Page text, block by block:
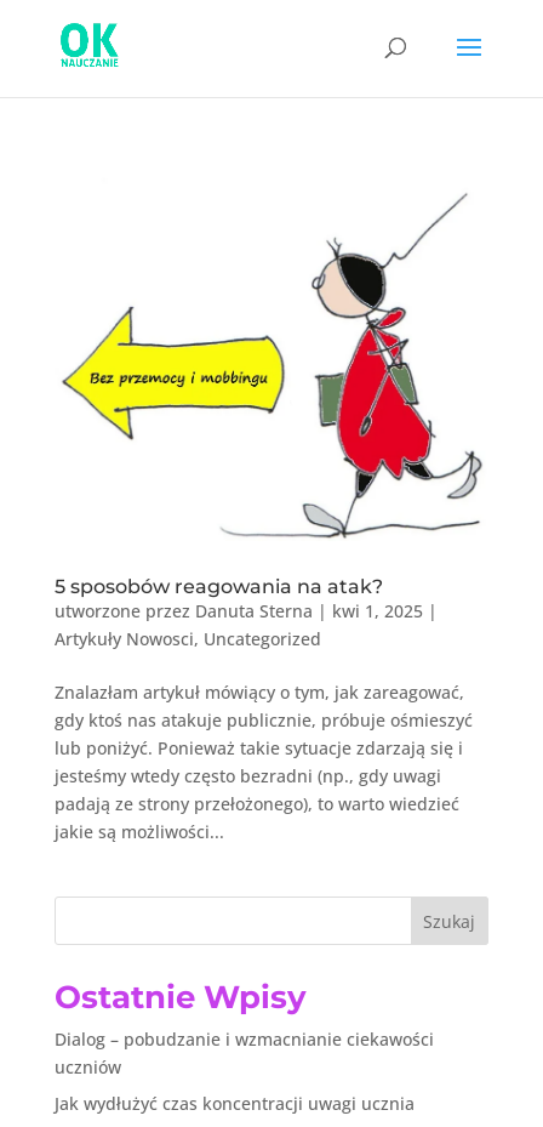
5 sposobów reagowania na atak?
utworzone przez Danuta Sterna | kwi 1, 2025|
Artykuły Nowosci, Uncategorized
Znalazłam artykuł mówiący o tym, jak zareagować,
gdy ktoś nas atakuje publicznie, próbuje ośmieszyć
lub poniżyć. Ponieważ takie sytuacje zdarzają się i
jesteśmy wtedy często bezradni (np., gdy uwagi
padają ze strony przełożonego), to warto wiedzieć
jakie są możliwości...
Szukaj
Ostatnie Wpisy
Dialog – pobudzanie i wzmacnianie ciekawości
uczniów
Jak wydłużyć czas koncentracji uwagi ucznia